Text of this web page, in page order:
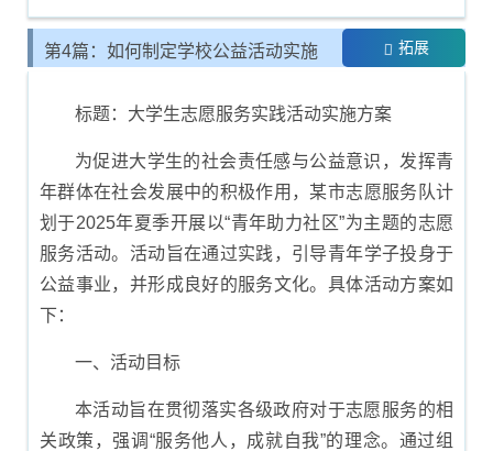
第4篇：如何制定学校公益活动实施 拓展
标题：大学生志愿服务实践活动实施方案
为促进大学生的社会责任感与公益意识，发挥青
年群体在社会发展中的积极作用，某市志愿服务队计
划于2025年夏季开展以“青年助力社区”为主题的志愿
服务活动。活动旨在通过实践，引导青年学子投身于
公益事业，并形成良好的服务文化。具体活动方案如
下：
一、活动目标
本活动旨在贯彻落实各级政府对于志愿服务的相
关政策，强调“服务他人，成就自我”的理念。通过组